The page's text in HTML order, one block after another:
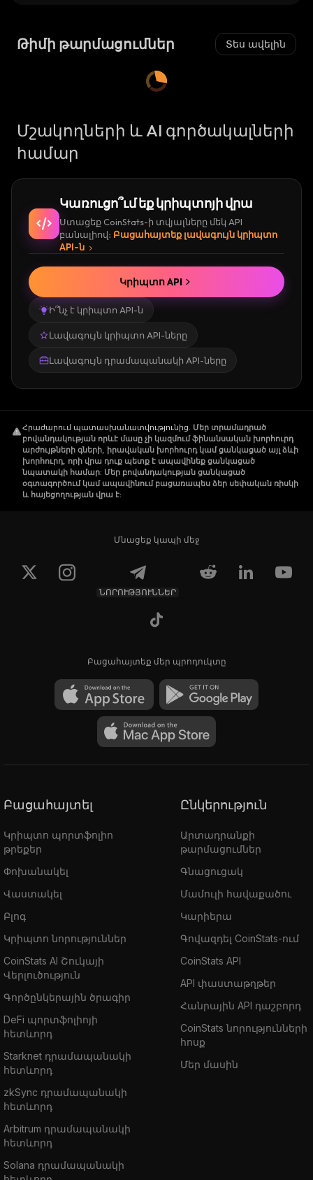
Թիմի թարմացումներ Տես ավելին
Մշակողների և AI գործակալների
համար
Կառուցո՞ւմ եք կրիպտոյի վրա
Ստացեք CoinStats-ի տվյալները մեկ API
բանալիով։ Բացահայտեք լավագույն կրիպտո
API-ն
Ի՞նչ է կրիպտո API-ն
Լավագույն կրիպտո API-ները
Լավագույն դրամապանակի API-ները
Կրիպտո API
Հրաժարում պատասխանատվությունից. Մեր տրամադրած
բովանդակության որևէ մասը չի կազմում ֆինանսական խորհուրդ
արժույթների գների, իրավական խորհուրդ կամ ցանկացած այլ ձևի
խորհուրդ, որի վրա դուք պետք է ապավինեք ցանկացած
նպատակի համար: Մեր բովանդակության ցանկացած
օգտագործում կամ ապավինում բացառապես ձեր սեփական ռիսկի
և հայեցողության վրա է:
Մնացեք կապի մեջ
ՆՈՐՈՒԹՅՈՒՆՆԵՐ
Բացահայտեք մեր պրոդուկտը
Բացահայտել
Կրիպտո պորտֆոլիո
թրեքեր
Փոխանակել
Վաստակել
Բլոգ
Կրիպտո նորություններ
CoinStats AI Շուկայի
Վերլուծություն
Գործընկերային ծրագիր
DeFi պորտֆոլիոյի
հետևորդ
Starknet դրամապանակի
հետևորդ
zkSync դրամապանակի
հետևորդ
Arbitrum դրամապանակի
հետևորդ
Solana դրամապանակի
Ընկերություն
Արտադրանքի
թարմացումներ
Գնացուցակ
Մամուլի հավաքածու
Կարիերա
Գովազդել CoinStats-ում
CoinStats API
API փաստաթղթեր
Հանրային API դաշբորդ
CoinStats նորությունների
հոսք
Մեր մասին